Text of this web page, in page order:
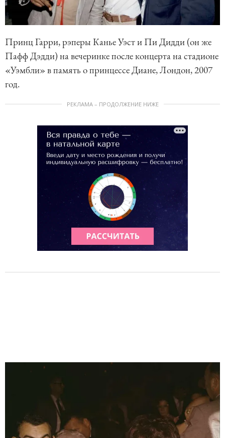
Принц Гарри, рэперы Канье Уэст и Пи Дидди (он же
Пафф Дэдди) на вечеринке после концерта на стадионе
«Уэмбли» в память о принцессе Диане, Лондон, 2007
год.
РЕКЛАМА – ПРОДОЛЖЕНИЕ НИЖЕ